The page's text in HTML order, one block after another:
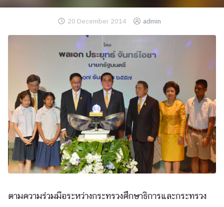
20 December 2014 admin
ตามความร่วมมือระหว่างกระทรวงศึกษาธิการและกระทรวง